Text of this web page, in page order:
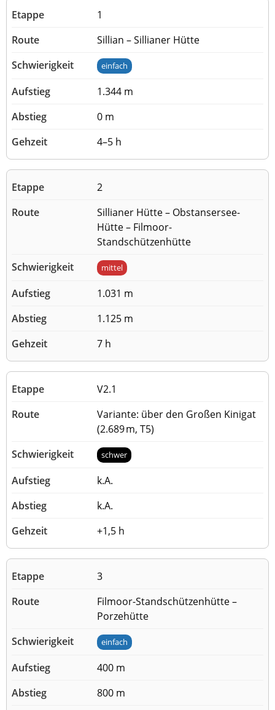
1
Sillian – Sillianer Hütte
einfach
1.344 m
0 m
4–5 h
2
Sillianer Hütte – Obstansersee-
Hütte – Filmoor-
Standschützenhütte
mittel
1.031 m
1.125 m
7 h
V2.1
Variante: über den Großen Kinigat
(2.689 m, T5)
schwer
k.A.
k.A.
+1,5 h
3
Filmoor-Standschützenhütte –
Porzehütte
einfach
400 m
800 m